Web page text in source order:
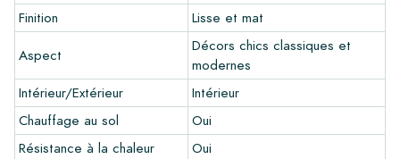
Créez votre propre carreau
Vous souhaitez créer un carreau qui s'harmonise parfaitement
avec les autres couleurs de votre intérieur? Visitez notre
programme de conception via ce lien et laissez libre cours à
votre créativité.
Garantie
Finition
Lisse et mat
Aspect
Décors chics classiques et
modernes
Intérieur/Extérieur
Intérieur
Chauffage au sol
Oui
Résistance à la chaleur
Oui